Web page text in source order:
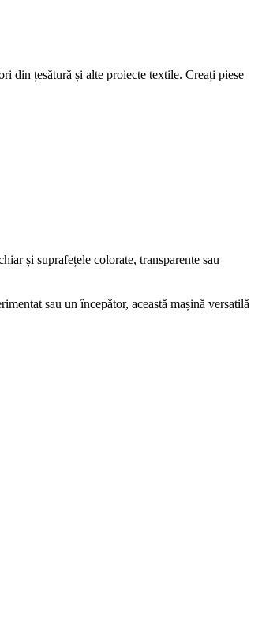
din țesătură și alte proiecte textile. Creați piese
și suprafețele colorate, transparente sau
sau un începător, această mașină versatilă